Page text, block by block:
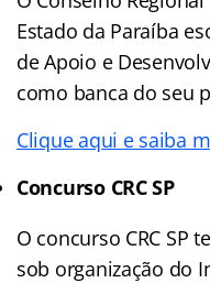
Estado da Paraíba
de Apoio e
como banca do seu
Clique aqui e saiba
Concurso CRC SP
O concurso CRC SP
sob organização do